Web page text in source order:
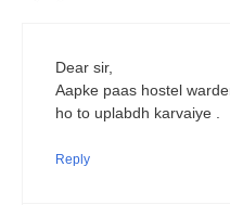
Dear sir,
Aapke paas hostel
ho to uplabdh karvaiye .
Reply